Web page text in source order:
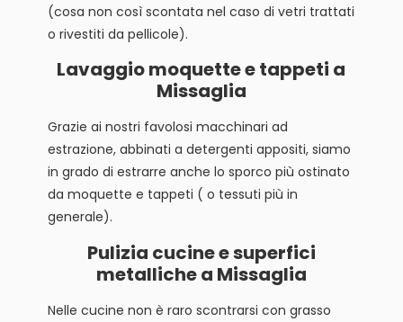
(cosa non così scontata nel caso di vetri trattati
o rivestiti da pellicole).
Lavaggio moquette e tappeti a
Missaglia
Grazie ai nostri favolosi macchinari ad
estrazione, abbinati a detergenti appositi, siamo
in grado di estrarre anche lo sporco più ostinato
da moquette e tappeti ( o tessuti più in
generale).
Pulizia cucine e superfici
metalliche a Missaglia
Nelle cucine non è raro scontrarsi con grasso